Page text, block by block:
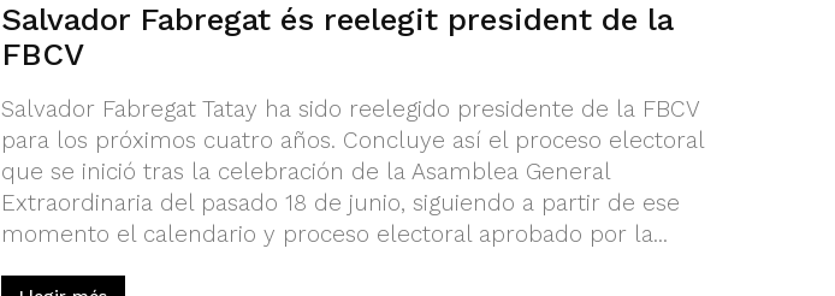
Salvador Fabregat és reelegit president de la
FBCV
Salvador Fabregat Tatay ha sido reelegido presidente de la FBCV
para los próximos cuatro años. Concluye así el proceso electoral
que se inició tras la celebración de la Asamblea General
Extraordinaria del pasado 18 de junio, siguiendo a partir de ese
momento el calendario y proceso electoral aprobado por la...